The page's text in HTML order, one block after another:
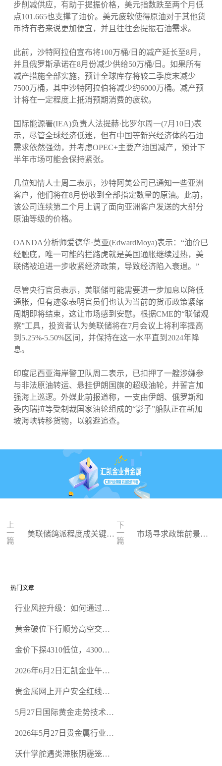
步削减供应，有助于提振价格，美元指数跌至两个月低
点101.665也支撑了油价。美元疲软使得原油对于其他货
币持有者来说更加便宜，并且往往会提振石油需求。
此前，沙特阿拉伯宣布将100万桶/日的减产延长至8月，
并且俄罗斯承诺在8月份减少供给50万桶/日。如果所有
减产措施全部实施，预计全球库存将较二季度末减少
7500万桶，其中沙特阿拉伯将减少约6000万桶。减产预
计将在一定程度上抵消预期消费的疲软。
国际能源署(IEA)负责人法提赫·比罗尔周一(7月10日)表
示，尽管全球经济低迷，但有中国等新兴经济体的石油
需求依然强劲，并考虑OPEC+主要产油国减产，预计下
半年市场可能会保持紧张。
几位知情人士周二表示，沙特阿美公司已通知一些亚洲
客户，他们将在8月份收到全部指定数量的原油。此前，
该公司连续第二个月上调了面向亚洲客户发送的大部分
原油等级的价格。
OANDA分析师爱德华·莫亚(EdwardMoya)表示：“油价已
经触底，唯一可能的拦路虎就是美国通胀继续过热，美
联储被迫进一步收紧经济政策，导致经济陷入衰退。”
尽管央行官员表示，美联储可能需要进一步加息以降低
通胀，但有迹象表明官员们也认为当前的货币政策紧缩
周期即将结束，这让市场感到安慰。根据CME的“联储观
察”工具，投资者认为美联储将在7月会议上将利率提高
到5.25%-5.50%区间，并保持在这一水平直到2024年降
息。
印度尼西亚海岸警卫队周二表示，已扣押了一艘涉嫌参
与非法原油转运、悬挂伊朗国旗的超级油轮，并誓言加
强海上巡逻。外媒此前报道称，一支由伊朗、俄罗斯和
委内瑞拉等受制裁国家油轮组成的“影子”船队正在新加
坡海峡转移货物，以躲避追查。
上
一
篇
美联储鸽派程度成关键，
下
一
篇
市场寻求政策前景，
热门文章
行业风控升级：如何通过正
规黄金开户交易平台？
黄金破位下行顺势高空交易
金价下探4310低位，4300关
2026年6月2日汇凯金业午盘
空头清算算法如何布防？
贵金属网上开户安全红线：
恶意洗盘陷阱
5月27日国际黄金走势技术盘
规黄金平台全方位行情解析
2026年5月27日贵金属行业新
正规贵金属开户平台迎开户
沃什掌舵遇类滞胀阴霾笼